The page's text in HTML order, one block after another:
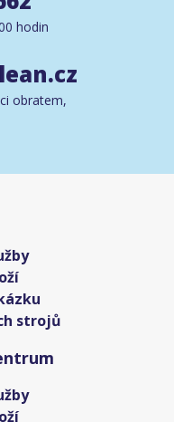
hodin
obratem,
strojů